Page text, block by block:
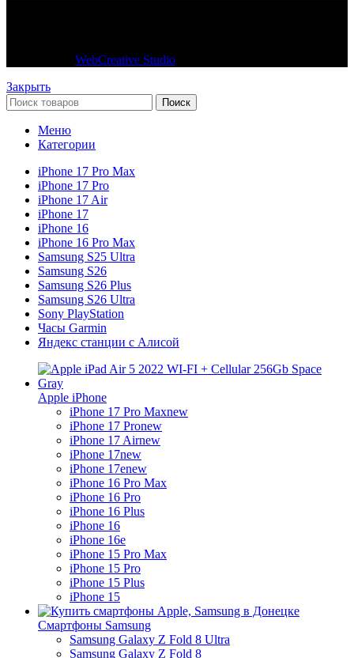
WebCreative Studio
Закрыть
Поиск
Меню
Категории
iPhone 17 Pro Max
iPhone 17 Pro
iPhone 17 Air
iPhone 17
iPhone 16
iPhone 16 Pro Max
Samsung S25 Ultra
Samsung S26
Samsung S26 Plus
Samsung S26 Ultra
Sony PlayStation
Часы Garmin
Яндекс станции с Алисой
Apple iPhone
iPhone 17 Pro Maxnew
iPhone 17 Pronew
iPhone 17 Airnew
iPhone 17new
iPhone 17enew
iPhone 16 Pro Max
iPhone 16 Pro
iPhone 16 Plus
iPhone 16
iPhone 16e
iPhone 15 Pro Max
iPhone 15 Pro
iPhone 15 Plus
iPhone 15
Смартфоны Samsung
Samsung Galaxy Z Fold 8 Ultra
Samsung Galaxy Z Fold 8